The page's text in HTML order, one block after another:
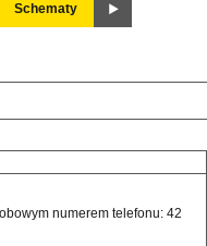
Schematy
numerem telefonu: 42